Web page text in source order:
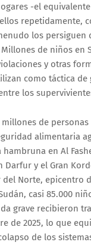
-el
repetidamente,
los persiguen
de niños en
y otras
como táctica de
los
millones de
alimentaria
en Al
Darfur y el Gran
del Norte, epicentro
casi 85.000
grave recibieron
de 2025, lo que
de los